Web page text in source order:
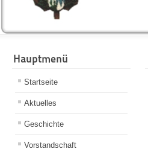
Hauptmenü
Startseite
Aktuelles
Geschichte
Vorstandschaft